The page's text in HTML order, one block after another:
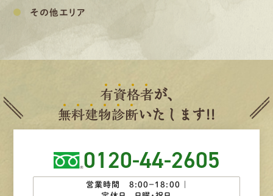
その他エリア
有資格者が、
無料建物診断いたします!!
0120-44-2605
営業時間 8:00−18:00 ｜